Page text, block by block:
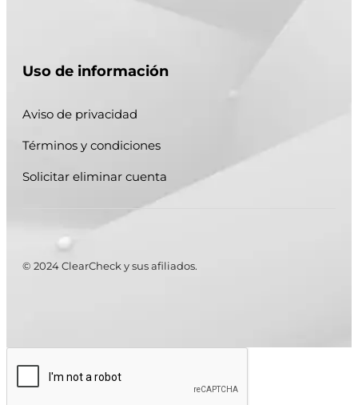
Uso de información
Aviso de privacidad
Términos y condiciones
Solicitar eliminar cuenta
© 2024 ClearCheck y sus afiliados.